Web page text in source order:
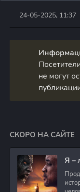
24-05-2025, 11:37
не могут
СКОРО НА САЙТЕ
Я –